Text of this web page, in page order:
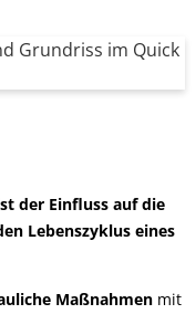
der Einfluss auf die
Lebenszyklus eines
Maßnahmen mit